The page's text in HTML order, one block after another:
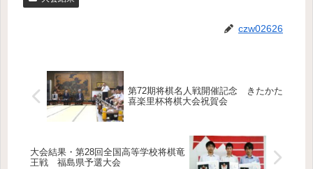
czw02626
第72期将棋名人戦開催記念 きたかた
喜楽里杯将棋大会祝賀会
大会結果・第28回全国高等学校将棋竜
王戦 福島県予選大会